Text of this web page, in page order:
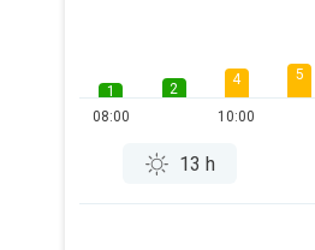
1
08:00
2
4
10:00
5
13 h